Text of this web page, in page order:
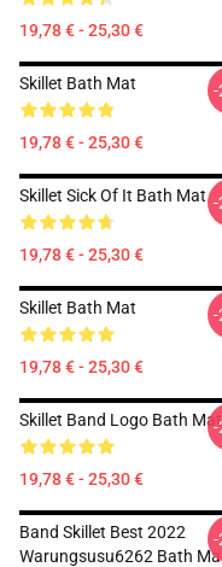
19,78 € - 25,30 €
Skillet Bath Mat
19,78 € - 25,30 €
-
Skillet Sick Of It Bath Mat
19,78 € - 25,30 €
-
Skillet Bath Mat
19,78 € - 25,30 €
-
Skillet Band Logo Bath Mat
19,78 € - 25,30 €
-
Band Skillet Best 2022
Warungsusu6262 Bath Mat
-